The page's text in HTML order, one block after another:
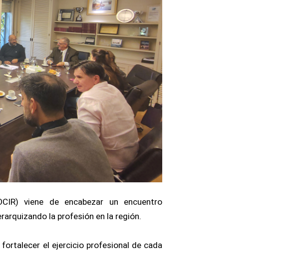
viene de encabezar un encuentro
la profesión en la región.
fortalecer el ejercicio profesional de cada